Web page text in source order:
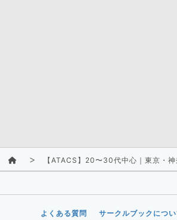
【ATACS】20〜30代中心｜東京・
よくある質問 サークルブックについ